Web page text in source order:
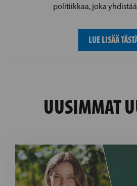
politiikkaa, joka
LUE LISÄÄ
UUSIMMAT